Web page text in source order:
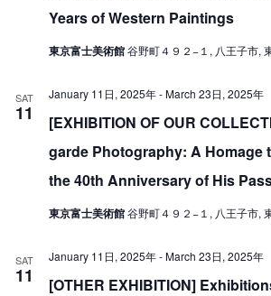
Years of Western Paintings
東京富士美術館谷野町４９２−１, 八王子市,
SAT
11
[EXHIBITION OF OUR
garde Photography: A Homage
the 40th Anniversary of His
January 11日, 2025年-March 23日, 2025年
東京富士美術館谷野町４９２−１, 八王子市,
SAT
11
[OTHER EXHIBITION]
January 11日, 2025年-March 23日, 2025年